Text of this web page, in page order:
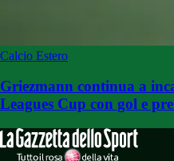
Calcio Estero
Griezmann continua a
Leagues Cup con gol e